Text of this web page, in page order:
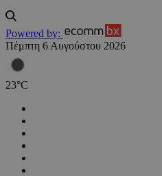
Powered by:
Πέμπτη 6 Αυγούστου 2026
23°C